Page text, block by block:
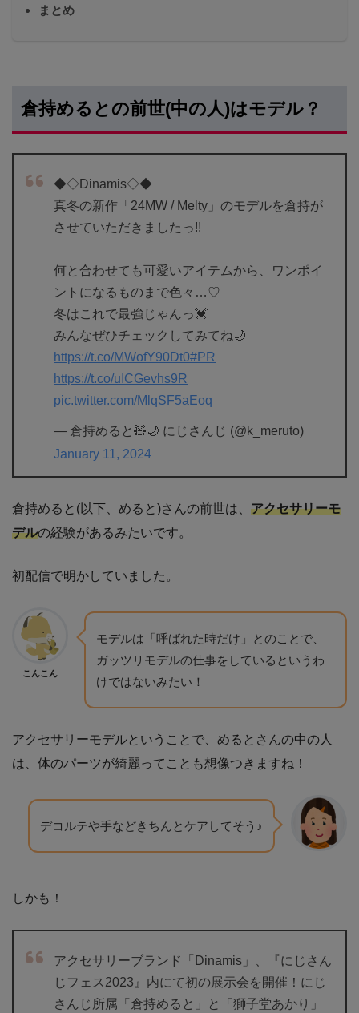
まとめ
倉持めるとの前世(中の人)はモデル？
◆◇Dinamis◇◆
真冬の新作「24MW / Melty」のモデルを倉持が
させていただきましたっ!!
何と合わせても可愛いアイテムから、ワンポイ
ントになるものまで色々…♡
冬はこれで最強じゃんっ💓
みんなぜひチェックしてみてね🌙
https://t.co/MWofY90Dt0#PR
https://t.co/uICGevhs9R
pic.twitter.com/MlqSF5aEoq
— 倉持めると🧸🌙 にじさんじ (@k_meruto)
January 11, 2024
倉持めると(以下、めると)さんの前世は、 アクセサリーモ
デルの経験があるみたいです。
初配信で明かしていました。
こんこん
モデルは「呼ばれた時だけ」とのことで、
ガッツリモデルの仕事をしているというわ
けではないみたい！
アクセサリーモデルということで、めるとさんの中の人
は、体のパーツが綺麗ってことも想像つきますね！
デコルテや手などきちんとケアしてそう♪
しかも！
アクセサリーブランド「Dinamis」、『にじさん
じフェス2023』内にて初の展示会を開催！にじ
さんじ所属「倉持めると」と「獅子堂あかり」